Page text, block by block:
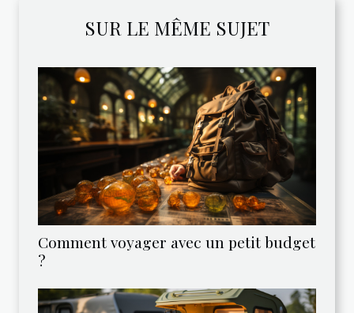
SUR LE MÊME SUJET
Comment voyager avec un petit budget
?